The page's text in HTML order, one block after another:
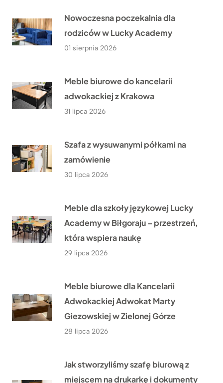
Nowoczesna poczekalnia dla
rodziców w Lucky Academy
01 sierpnia 2026
Meble biurowe do kancelarii
adwokackiej z Krakowa
31 lipca 2026
Szafa z wysuwanymi półkami na
zamówienie
30 lipca 2026
Meble dla szkoły językowej Lucky
Academy w Biłgoraju – przestrzeń,
która wspiera naukę
29 lipca 2026
Meble biurowe dla Kancelarii
Adwokackiej Adwokat Marty
Giezowskiej w Zielonej Górze
28 lipca 2026
Jak stworzyliśmy szafę biurową z
miejscem na drukarkę i dokumenty